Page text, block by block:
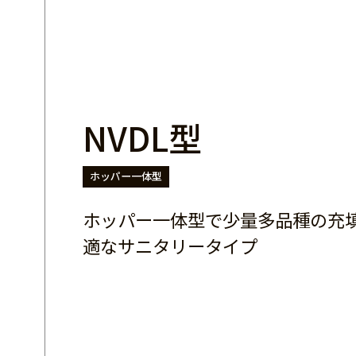
NVDL型
ホッパー一体型
ホッパー一体型で少量多品種の充
適なサニタリータイプ